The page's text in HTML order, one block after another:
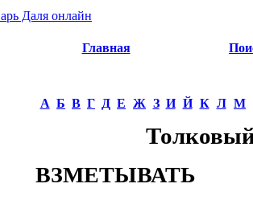
Главная
А Б В Г Д Е Ж З И Й К Л М
ВЗМЕТЫВАТЬ